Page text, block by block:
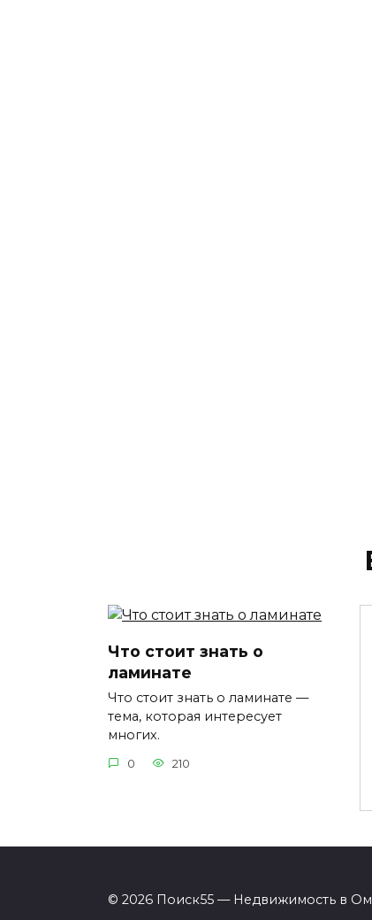
Что стоит знать о
ламинате
Что стоит знать о ламинате —
тема, которая интересует
многих.
0 210
© 2026 Поиск55 — Недвижимость в